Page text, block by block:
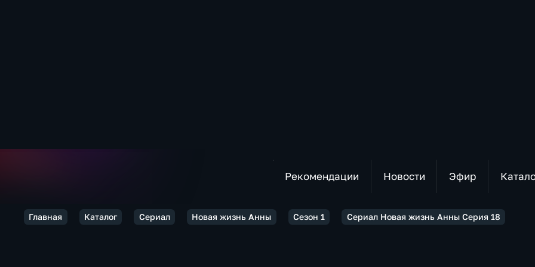
Рекомендации Новости Эфир
Главная Каталог Сериал Новая жизнь Анны Сезон 1 Сериал Новая жизнь Анны Серия 18